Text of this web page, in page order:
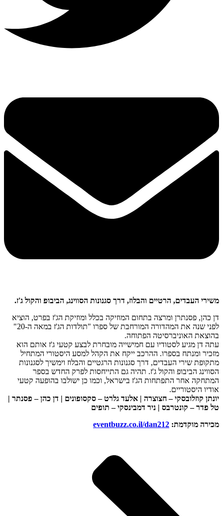
משירי העבדים, הרטיים והבלוז, דרך סגנונות הסווינג, הביבופ והקול ג'ז.
דן כהן, פסנתרן ומרצה בתחום המוזיקה בכלל ומוזיקת הג'ז בפרט, הוציא
לפני שנה את המהדורה המורחבת של ספרו "תולדות הג'ז במאה ה-20"
בהוצאת האוניברסיטה הפתוחה.
עתה דן מגיע לסטודיו עם חמישייה מובחרת לבצע קטעי ג'ז אותם הוא
מזכיר ומנתח בספרו. ההרכב ייקח את הקהל למסע היסטורי המתחיל
מתקופת שירי העבדים, דרך סגנונות הרגטיים והבלוז וימשיך לסגנונות
הסווינג הביבופ והקול ג'ז. תהיה גם התייחסות לפרק החדש בספר
המתחקה אחר התפתחות הג'ז בישראל, וכמו כן ישולבו בהופעה קטעי
אודיו היסטוריים.
יונתן קוזלובסקי – חצוצרה | אלעד גלרט – סקסופונים | דן כהן – פסנתר |
טל פדר – קונטרבס | ניר דמבינסקי – תופים
מכירה מוקדמת: eventbuzz.co.il/dan212